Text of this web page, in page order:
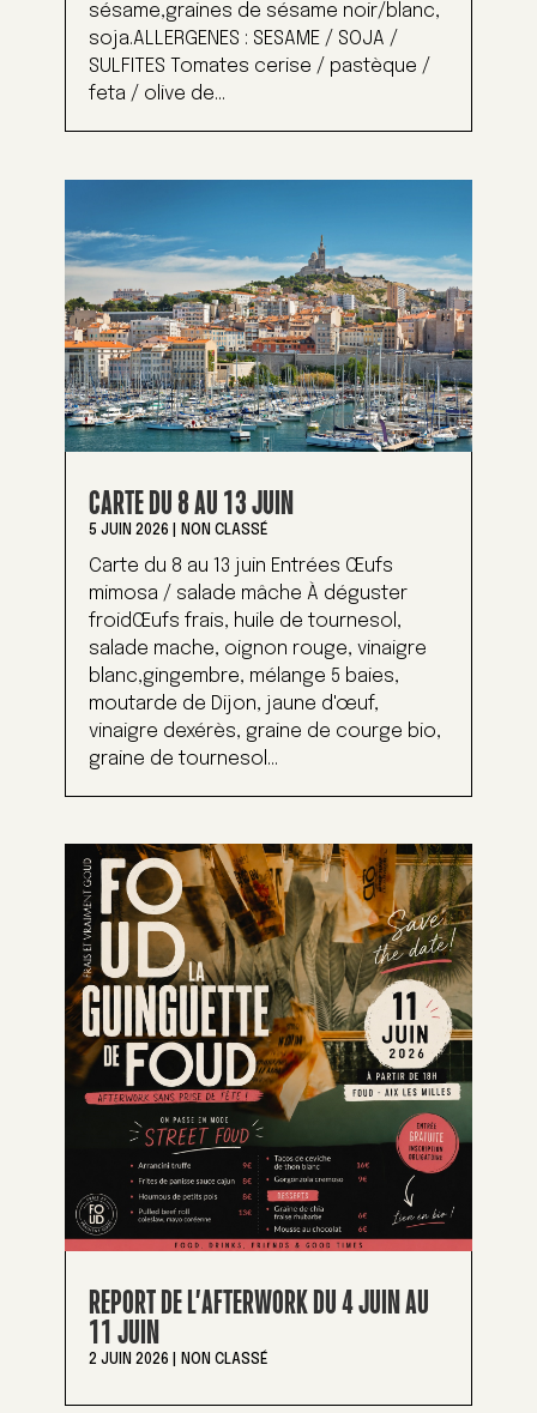
sésame,graines de sésame noir/blanc,
soja.ALLERGENES : SESAME / SOJA /
SULFITES Tomates cerise / pastèque /
feta / olive de...
CARTE DU 8 AU 13 JUIN
5 JUIN 2026 NON CLASSÉ
Carte du 8 au 13 juin Entrées Œufs
mimosa / salade mâche À déguster
froidŒufs frais, huile de tournesol,
salade mache, oignon rouge, vinaigre
blanc,gingembre, mélange 5 baies,
moutarde de Dijon, jaune d'œuf,
vinaigre dexérès, graine de courge bio,
graine de tournesol...
REPORT DE L’AFTERWORK DU 4 JUIN AU
11 JUIN
2 JUIN 2026 NON CLASSÉ